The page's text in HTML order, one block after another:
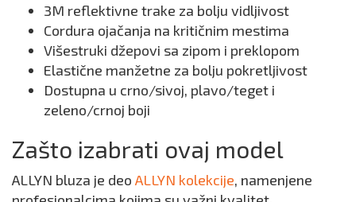
3M reflektivne trake za bolju vidljivost
Cordura ojačanja na kritičnim mestima
Višestruki džepovi sa zipom i preklopom
Elastične manžetne za bolju pokretljivost
Dostupna u crno/sivoj, plavo/teget i
zeleno/crnoj boji
Zašto izabrati ovaj model
ALLYN bluza je deo ALLYN kolekcije, namenjene